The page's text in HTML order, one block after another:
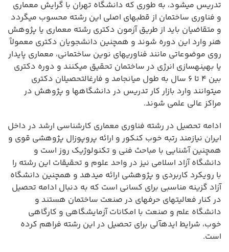
تدریس میشود، به طوری که دانشگاه تهران با گرایش معماری
و فناوری ساختمان از قطبهای اصلی این رشته محسوب میگردد
و متقاضیان باید از طریق آزمون دکتری رشته معماری یا پژوهش
هنر وارد این دوره شوند و همچنین دانشجویان دکتری معمولاً
روی موضوعاتی مانند فناوریهای نوین ساختمانی، معماری پایدار
یا بهینهسازی انرژی در ساختمان تحقیق میکنند و دوره دکتری
بین ۴ تا ۶ سال به طول میانجامد و فارغالتحصیلان دکتری
میتوانند وارد بازار کار تدریس در دانشگاهها و پژوهش در
مراکز عالی علمی شوند.
ادامه تحصیل در رشته فناوری معماری کارشناسی ارشد در داخل
ایران نیازمند رتبه خوب کنکور و ارائه پروپوزال پژوهشی قوی و
همچنین آشنایی با مباحث فنی و تکنولوژیک روز است و
دانشگاه آزاد اسلامی نیز در واحد علوم و تحقیقات این رشته را
با رویکرد کاربردی و پژوهشی ارائه میدهد و همچنین دانشگاه
آزاد گزینه مناسبی برای کسانی است که به دنبال ادامه تحصیل
در کنار فعالیتهای حرفهای در صنعت ساختمان هستند و
دانشگاه علم و صنعت با امکانات آزمایشگاهی و کارگاهی
خوب، شرایط ایدهآلی برای تحصیل در این رشته فراهم کرده
است.